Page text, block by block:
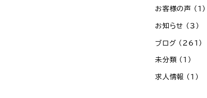
お客様の声 (1)
お知らせ (3)
ブログ (261)
未分類 (1)
求人情報 (1)